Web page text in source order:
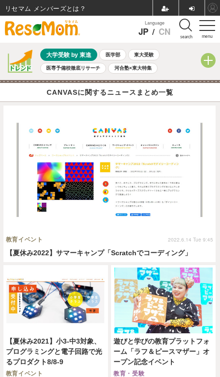
menu
Language
JP / CN search
大学受験 by 東進 医学部 東大受験
医専予備校徹底リサーチ 河合塾×東大特集
親子で考える大学選び 高校受験 中学受験 小学校受験
夏休み 8月開催学校説明会・相談会
CANVASに関するニュースまとめ一覧
【夏休み2022】サマーキャンプ「Scratchでコーディング」
教育イベント 2022.6.14 Tue 9:45
【夏休み2021】小3-中3対象、
プログラミングと電子回路で光
るプロダクト8/8-9
教育イベント
遊びと学びの教育プラットフォ
ーム「ラフ＆ピースマザー」オ
ープン記念イベント
教育・受験
リセマム メンバーズ